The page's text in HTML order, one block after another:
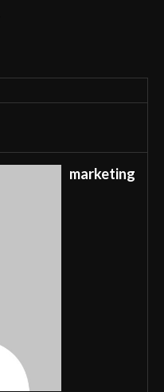
marketing